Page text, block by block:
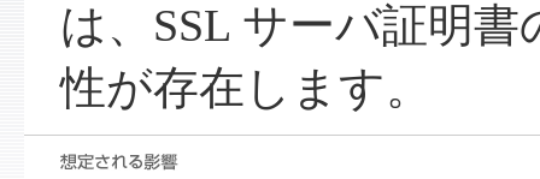
は、SSL サーバ証明
性が存在します。